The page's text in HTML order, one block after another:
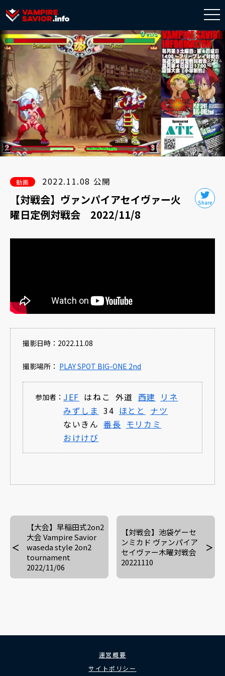
動画 2022.11.08 公開
【対戦会】ヴァンパイアセイヴァー火
曜日定例対戦会 2022/11/8
撮影日時：2022.11.08
撮影場所： PLAY SPOT BIG-ONE 2nd
参加者： JEF はねこ 外道 西建 リネ
みずしま 34 ほとと
ナツ
ないきん 番長 モリカミ
おけけび
【大会】早稲田式2on2
大会 Vampire Savior
waseda style 2on2
tournament
2022/11/06
【対戦会】池袋ゲーセ
ンミカド ヴァンパイア
セイヴァー木曜対戦会
20221110
運営概要
サイトポリシー